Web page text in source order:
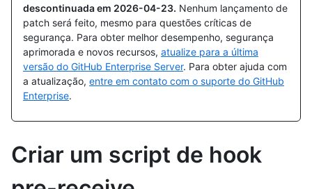
descontinuada em 2026-04-23. Nenhum lançamento de
patch será feito, mesmo para questões críticas de
segurança. Para obter melhor desempenho, segurança
aprimorada e novos recursos, atualize para a última
versão do GitHub Enterprise Server. Para obter ajuda com
a atualização, entre em contato com o suporte do GitHub
Enterprise.
Criar um script de hook